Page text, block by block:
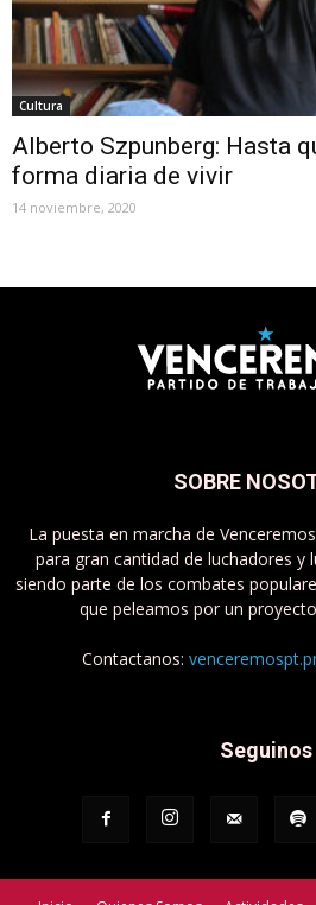
Cultura
Alberto Szpunberg: Hasta
forma diaria de vivir
14 noviembre, 2020
SOBRE
La puesta en marcha de
para gran cantidad de luchadores y
siendo parte de los combates
que peleamos por un
Contactanos:
Seguinos